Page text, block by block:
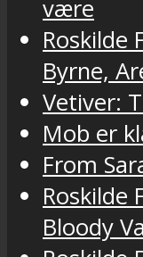
være
Roskilde
Byrne,
Vetiver:
Mob er
From
Roskilde
Bloody